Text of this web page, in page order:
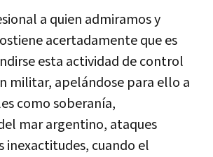
a quien admiramos y
acertadamente que es
esta actividad de control
militar, apelándose para ello a
como soberanía,
mar argentino, ataques
inexactitudes, cuando el